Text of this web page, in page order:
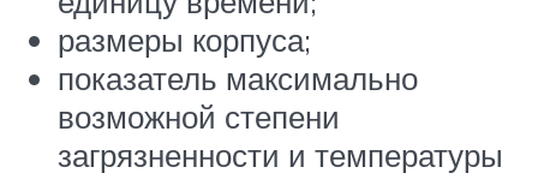
размеры корпуса;
показатель максимально
возможной степени
загрязненности и температуры